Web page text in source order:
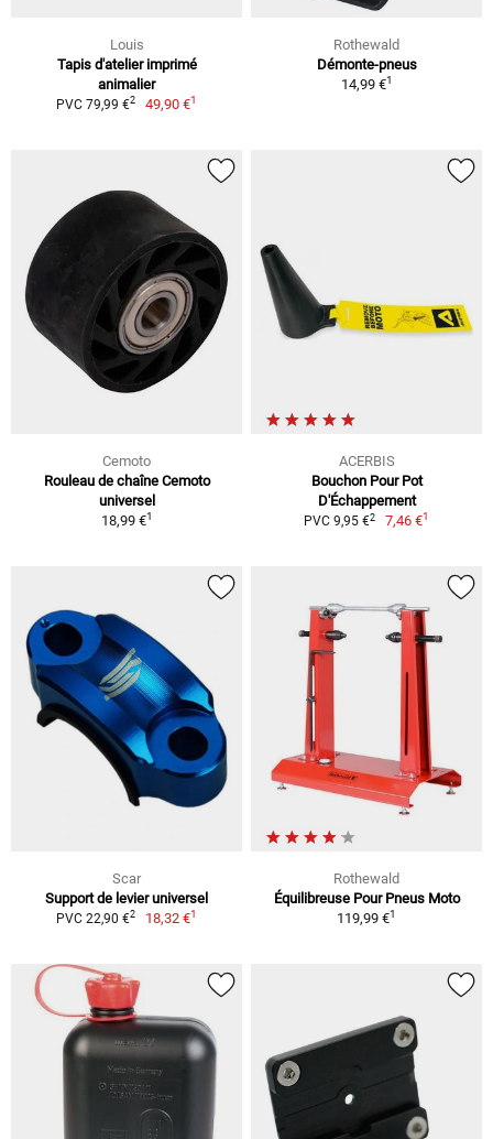
Louis
Tapis d'atelier imprimé
animalier
PVC 79,99 €2 49,90 €1
Rothewald
Démonte-pneus
14,99 €1
Cemoto
Rouleau de chaîne Cemoto
universel
18,99 €1
ACERBIS
Bouchon Pour Pot
D'Échappement
PVC 9,95 €2 7,46 €1
Scar
Support de levier universel
PVC 22,90 €2 18,32 €1
Rothewald
Équilibreuse Pour Pneus Moto
119,99 €1